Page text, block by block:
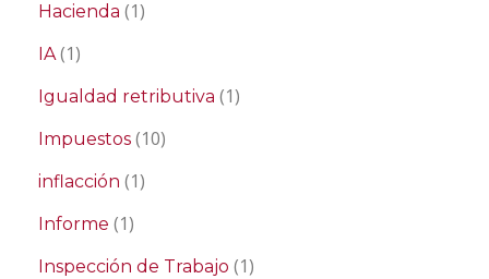
Hacienda (1)
IA(1)
Igualdad retributiva (1)
Impuestos (10)
inflacción (1)
Informe (1)
Inspección de Trabajo (1)